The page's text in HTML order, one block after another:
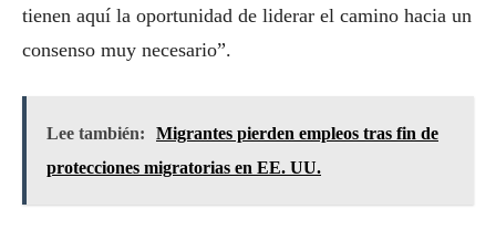
tienen aquí la oportunidad de liderar el camino hacia un
consenso muy necesario”.
Lee también:
Migrantes pierden empleos tras fin de
protecciones migratorias en EE. UU.